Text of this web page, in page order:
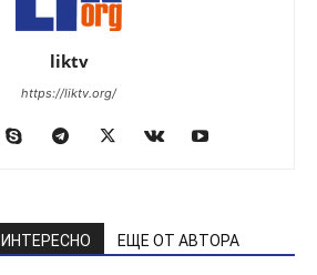
liktv
https://liktv.org/
ЕЩЕ ОТ АВТОРА